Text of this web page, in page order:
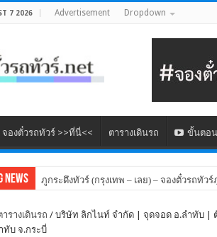
7 2026 Advertisement Dropdown
จองตั๋วรถทัวร์ >>ที่นี่<< ตารางเดินรถ ขั้นตอน
News ภูกระดึงทัวร์ (กรุงเทพ – เลย) – จองตั๋วรถทัว
จองตั๋วรถทัวร์ นวนครทัวร์ กรุงเทพ – ขอนแก่
ารางเดินรถ / บริษัท ลิกไนท์ จำกัด | จุดจอด อ.ลำทับ |
ทับ จ.กระบี่